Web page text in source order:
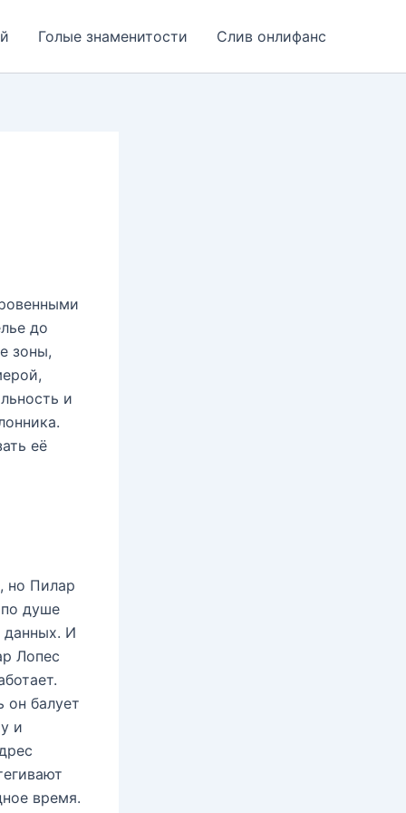
Голые знаменитости Слив онлифанс
до
зоны,
и
её
но Пилар
душе
данных. И
Лопес
он балует
и
время.